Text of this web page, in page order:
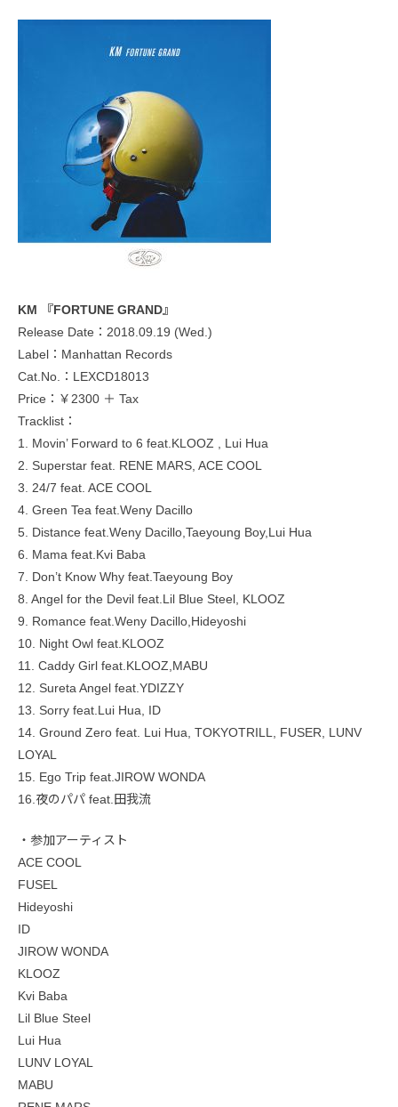
KM 『FORTUNE GRAND』
Release Date：2018.09.19 (Wed.)
Label：Manhattan Records
Cat.No.：LEXCD18013
Price：￥2300 ＋ Tax
Tracklist：
1. Movin’ Forward to 6 feat.KLOOZ , Lui Hua
2. Superstar feat. RENE MARS, ACE COOL
3. 24/7 feat. ACE COOL
4. Green Tea feat.Weny Dacillo
5. Distance feat.Weny Dacillo,Taeyoung Boy,Lui Hua
6. Mama feat.Kvi Baba
7. Don’t Know Why feat.Taeyoung Boy
8. Angel for the Devil feat.Lil Blue Steel, KLOOZ
9. Romance feat.Weny Dacillo,Hideyoshi
10. Night Owl feat.KLOOZ
11. Caddy Girl feat.KLOOZ,MABU
12. Sureta Angel feat.YDIZZY
13. Sorry feat.Lui Hua, ID
14. Ground Zero feat. Lui Hua, TOKYOTRILL, FUSER, LUNV
LOYAL
15. Ego Trip feat.JIROW WONDA
16.夜のパパ feat.田我流
・参加アーティスト
ACE COOL
FUSEL
Hideyoshi
ID
JIROW WONDA
KLOOZ
Kvi Baba
Lil Blue Steel
Lui Hua
LUNV LOYAL
MABU